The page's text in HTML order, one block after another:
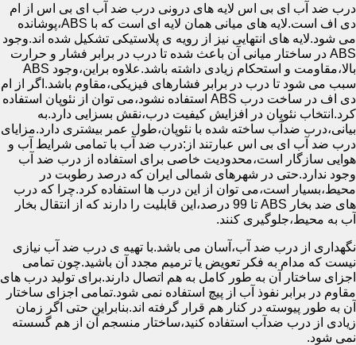
درب ضد آب ای بی اس لایه های درونی درب ضد آب ای بی اس از ام
دی اف است.لایه های میانی همان لایه ای است که با ABS،پوشانده
می شود.لایه های انتهایی نیز از رویه ی پلاستیکی تشکیل شده اند.وجود
ABS در ساختار میانی آن باعث شده تا درب در برابر فشار و حرارت
بالا،مقاومت و استحکام زیادی داشته باشد.علاوه براین،وجود ABS
سبب می شود تا درب در برابر فشارهای فیزیکی،مقاوم باشد.اگر از ام
دی اف در ساخت درب ABS استفاده نشود،می توان از نئوپان استفاده
کرد.انتخاب نئوپان در افزایش کیفیت درب،نقش بسزایی دارد.به
بیانی،درب ضدآب ساخته شده با نئوپان،طول عمر بیشتری دارد.مزایای
درب ضد آب ای بی اس عبارتند از:درب ضد آب با تمامی شرایط آب و
هوایی سازگار است،محدودیت خاصی برای استفاده از درب ضد آب
وجود ندارد.حتی در شهرهای شمالی ایران که درصد رطوبت در
محیط،بسیار است،می توان از این درب ها استفاده کرد.چرا که درب
های ضد بخار ABS تا 99 درصد،این قابلیت را دارند که از انتقال بخار
آب به محیط،جلوگیری کنند.
نگهداری از درب ضد آب،آسان می باشد.با تهیه ی درب ضد آب نیازی
نیست که مدام به فکر تعویض یا ترمیم مجدد آن باشید.چون تمامی
اجزای ساختار آن به طور کامل به هم اتصال دارند.برای تولید درب های
مقاوم در برابر نفوذ آب از پیچ استفاده نمی شود.تمامی اجزای ساختار
آن به طور پیوسته در کنار هم قرار گرفته اند.بنابراین حتی اگر زمان
زیادی از درب ضدآب استفاده کنید،ساختار منسجم آن از هم گسسته
نمی شود.